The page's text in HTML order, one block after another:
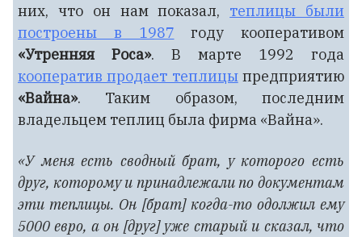
них, что он нам показал, теплицы были
построены в 1987 году кооперативом
«Утренняя Роса». В марте 1992 года
кооператив продает теплицыпредприятию
«Вайна». Таким образом, последним
владельцем теплиц была фирма «Вайна».
«У меня есть сводный брат, у которого есть
друг, которому и принадлежали по документам
эти теплицы. Он [брат] когда-то одолжил ему
5000 евро, а он [друг] уже старый и сказал, что